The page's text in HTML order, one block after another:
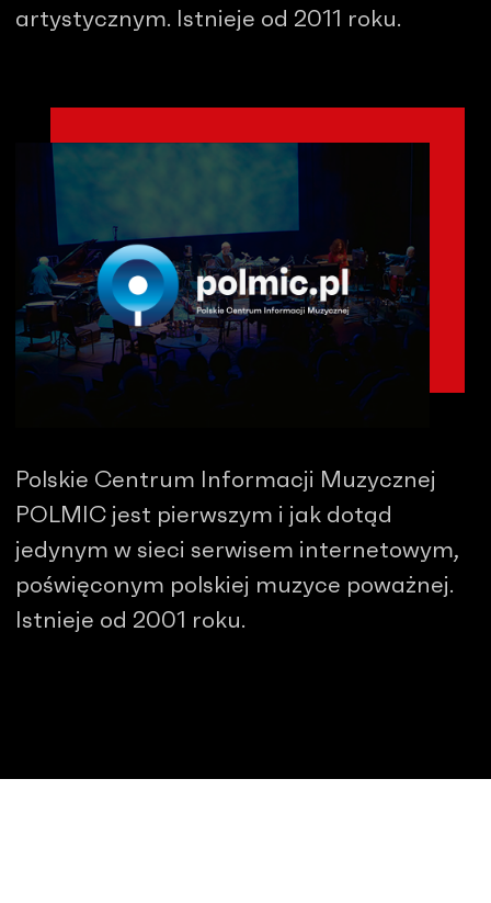
artystycznym. Istnieje od 2011 roku.
Polskie Centrum Informacji Muzycznej
POLMIC jest pierwszym i jak dotąd
jedynym w sieci serwisem internetowym,
poświęconym polskiej muzyce poważnej.
Istnieje od 2001 roku.